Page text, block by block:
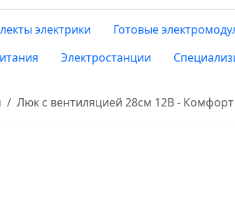
электрики Готовые
Электростанции
Люк с вентиляцией 28см 12В - Комфорт